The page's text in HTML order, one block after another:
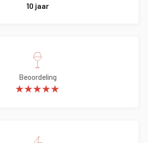
10 jaar
Beoordeling
★★★★★